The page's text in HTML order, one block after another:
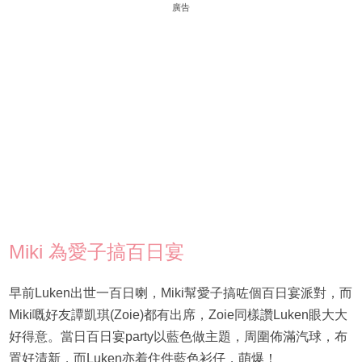
廣告
Miki 為愛子搞百日宴
早前Luken出世一百日喇，Miki幫愛子搞咗個百日宴派對，而
Miki嘅好友譚凱琪(Zoie)都有出席，Zoie同樣讚Luken眼大大
好得意。當日百日宴party以藍色做主題，周圍佈滿汽球，布
置好清新，而Luken亦着住件藍色衫仔，萌爆！